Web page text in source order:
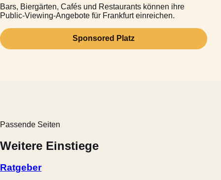
Bars, Biergärten, Cafés und Restaurants können ihre
Public-Viewing-Angebote für Frankfurt einreichen.
Sponsored Platz
Passende Seiten
Weitere Einstiege
Ratgeber